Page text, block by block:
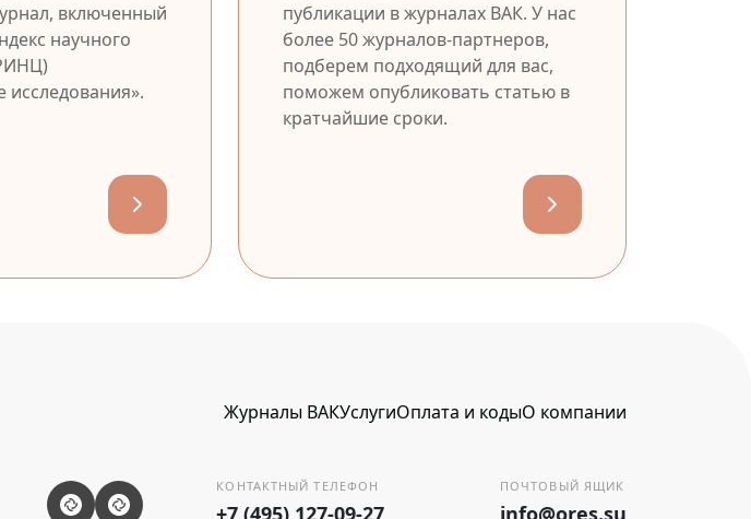
включенный
научного
публикации в журналах ВАК. У нас
более 50 журналов-партнеров,
подберем подходящий для вас,
поможем опубликовать статью в
кратчайшие сроки.
Журналы ВАКУслугиОплата и кодыО компании
КОНТАКТНЫЙ ТЕЛЕФОН
+7 (495) 127-09-27
ПОЧТОВЫЙ ЯЩИК
info@ores.su